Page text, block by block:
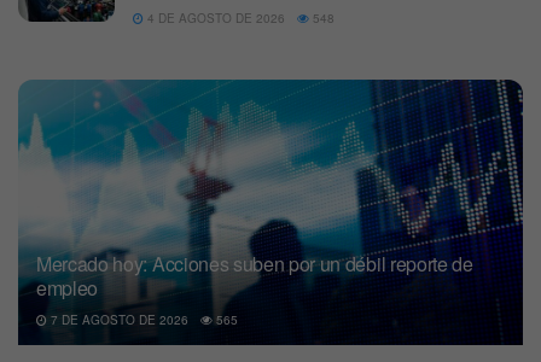
4 DE AGOSTO DE 2026 548
Mercado hoy: Acciones suben por un débil reporte de
empleo
7 DE AGOSTO DE 2026 565